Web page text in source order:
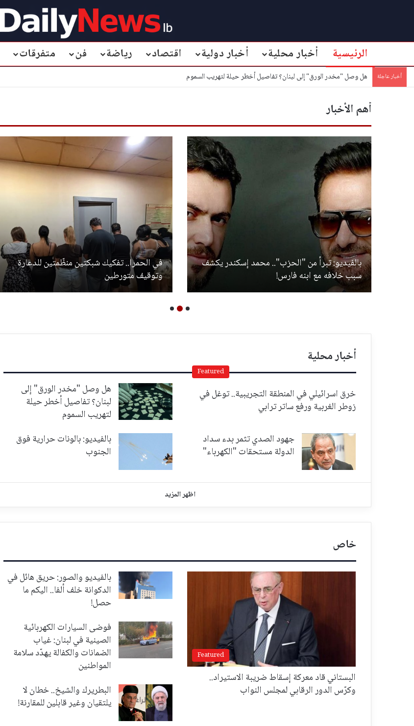
الرئيسية أخبار محلية أخبار دولية اقتصاد رياضة فن متفرقات
أخبار عاجلة هل وصل "مخدر الورق" إلى لبنان؟ تفاصيل أخطر حيلة لتهريب السموم
أهم الأخبار
بالفيديو: تبرأ من "الحزب".. محمد إسكندر يكشف
سبب خلافه مع ابنه فارس!
في الحمرا.. تفكيك شبكتين منظّمتين للدعارة
وتوقيف متورطين
أخبار محلية
Featured
خرق اسرائيلي في المنطقة التجريبية.. توغل في
زوطر الغربية ورفع ساتر ترابي
هل وصل "مخدر الورق" إلى
لبنان؟ تفاصيل أخطر حيلة
لتهريب السموم
جهود الصدي تثمر بدء سداد
الدولة مستحقات "الكهرباء"
بالفيديو: بالونات حرارية فوق
الجنوب
اظهر المزيد
خاص
Featured
البستاني قاد معركة إسقاط ضريبة الاستيراد..
وكرّس الدور الرقابي لمجلس النواب
بالفيديو والصور: حريق هائل في
الدكوانة خلف ألفا.. اليكم ما
حصل!
فوضى السيارات الكهربائية
الصينية في لبنان: غياب
الضمانات والكفالة يهدّد سلامة
المواطنين
البطريرك والشيخ.. خطان لا
يلتقيان وغير قابلين للمقارنة!